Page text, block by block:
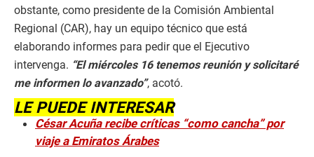
obstante, como presidente de la Comisión Ambiental
Regional (CAR), hay un equipo técnico que está
elaborando informes para pedir que el Ejecutivo
intervenga. “El miércoles 16 tenemos reunión y solicitaré
me informen lo avanzado”, acotó.
LE PUEDE INTERESAR
César Acuña recibe críticas “como cancha” por
viaje a Emiratos Árabes